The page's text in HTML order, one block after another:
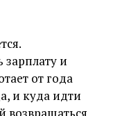
и
от года
и куда идти